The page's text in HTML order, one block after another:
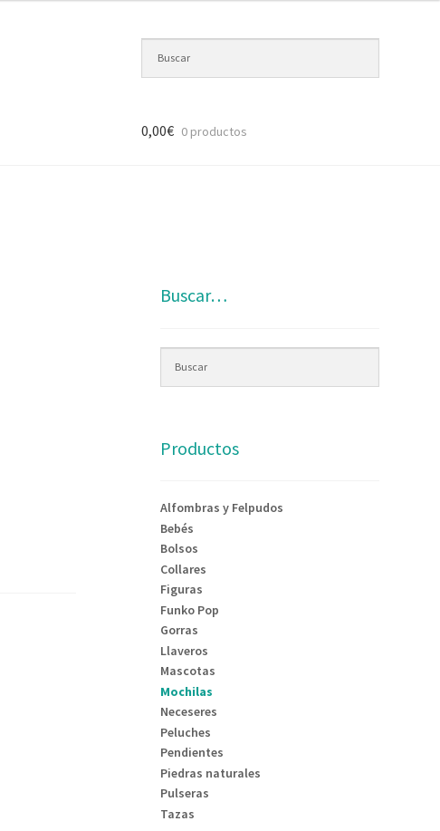
0,00€ 0 productos
Buscar…
Productos
Alfombras y Felpudos
Bebés
Bolsos
Collares
Figuras
Funko Pop
Gorras
Llaveros
Mascotas
Mochilas
Neceseres
Peluches
Pendientes
Piedras naturales
Pulseras
Tazas